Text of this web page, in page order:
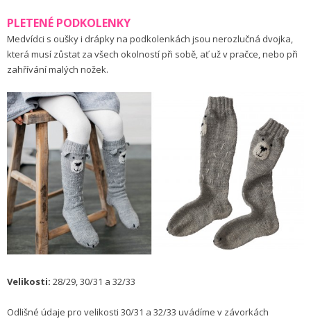
PLETENÉ PODKOLENKY
Medvídci s oušky i drápky na podkolenkách jsou nerozlučná dvojka,
která musí zůstat za všech okolností při sobě, ať už v pračce, nebo při
zahřívání malých nožek.
Velikosti: 28/29, 30/31 a 32/33
Odlišné údaje pro velikosti 30/31 a 32/33 uvádíme v závorkách